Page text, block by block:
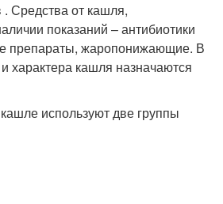
Средства от кашля,
показаний – антибиотики
препараты, жаропонижающие. В
характера кашля назначаются
используют две группы